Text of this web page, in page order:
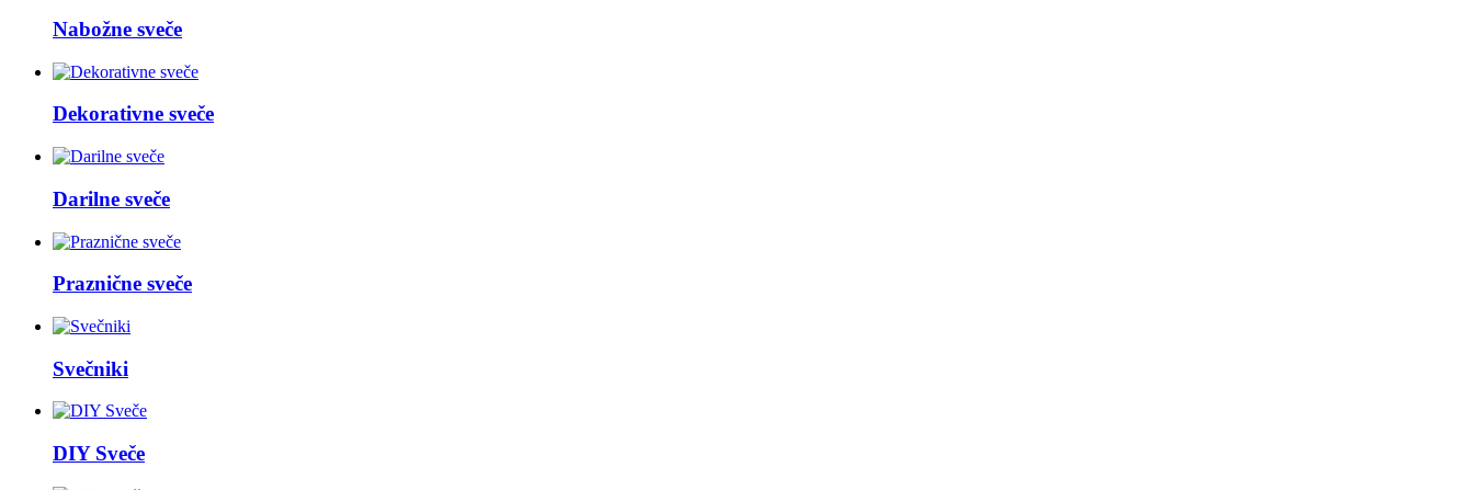
Nabožne sveče
Dekorativne sveče
Darilne sveče
Praznične sveče
Svečniki
DIY Sveče